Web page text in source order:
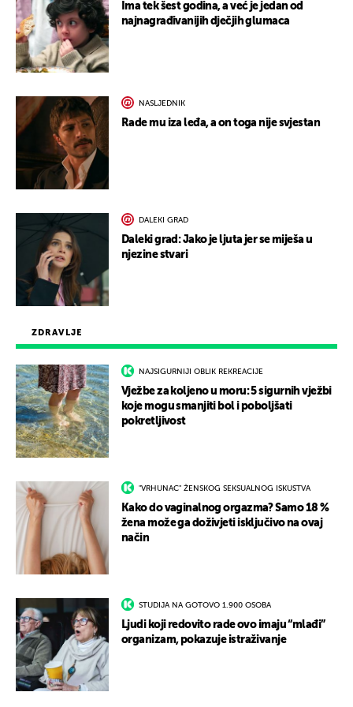
ZDRAVLJE
NAJSIGURNIJI OBLIK REKREACIJE
Vježbe za koljeno u moru: 5 sigurnih vježbi
koje mogu smanjiti bol i poboljšati
pokretljivost
"VRHUNAC" ŽENSKOG SEKSUALNOG ISKUSTVA
Kako do vaginalnog orgazma? Samo 18 %
žena može ga doživjeti isključivo na ovaj
način
STUDIJA NA GOTOVO 1.900 OSOBA
Ljudi koji redovito rade ovo imaju “mlađi”
organizam, pokazuje istraživanje
Ima tek šest godina, a već je jedan od
najnagrađivanijih dječjih glumaca
NASLJEDNIK
Rade mu iza leđa, a on toga nije svjestan
DALEKI GRAD
Daleki grad: Jako je ljuta jer se miješa u
njezine stvari